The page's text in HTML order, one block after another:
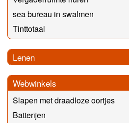
sea bureau in swalmen
Tinttotaal
Lenen
Webwinkels
Slapen met draadloze oortjes
Batterijen